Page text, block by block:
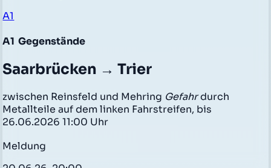
A1
A1 Gegenstände
Saarbrücken → Trier
zwischen Reinsfeld und Mehring Gefahrdurch
Metallteile auf dem linken Fahrstreifen, bis
26.06.2026 11:00 Uhr
Meldung